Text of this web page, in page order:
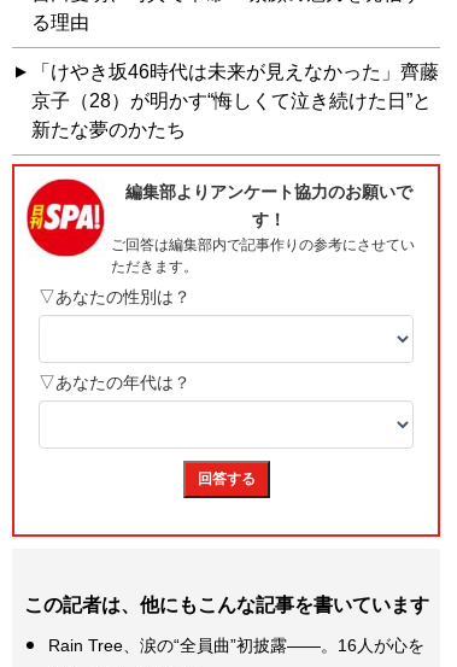
る理由
「けやき坂46時代は未来が見えなかった」齊藤
京子（28）が明かす“悔しくて泣き続けた日”と
新たな夢のかたち
この記者は、他にもこんな記事を書いています
Rain Tree、涙の“全員曲”初披露――。16人が心を